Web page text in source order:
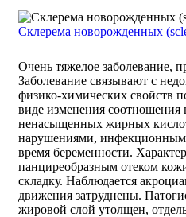
Склерема новорожденных
Очень тяжелое заболевание,
Заболевание связывают с
физико-химических свойств
виде изменения
ненасыщенных жирных
нарушениями,
время беременности.
панциреобразным отеком
складку. Наблюдается
движения затруднены.
жировой слой утолщен,